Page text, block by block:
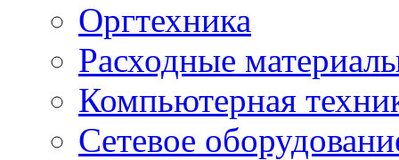
Оргтехника
Расходные
Компьютерная
Сетевое